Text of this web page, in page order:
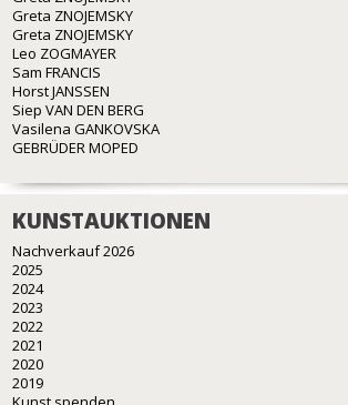
Greta ZNOJEMSKY
Greta ZNOJEMSKY
Leo ZOGMAYER
Sam FRANCIS
Horst JANSSEN
Siep VAN DEN BERG
Vasilena GANKOVSKA
GEBRÜDER MOPED
KUNSTAUKTIONEN
Nachverkauf 2026
2025
2024
2023
2022
2021
2020
2019